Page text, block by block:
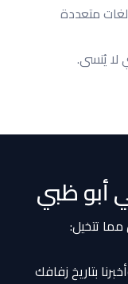
متعددة
لا يُنسى.
أبو ظبي
تتخيل:
بتاريخ زفافك